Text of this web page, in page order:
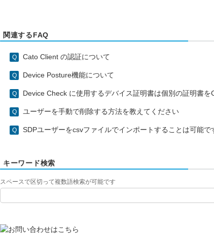
関連するFAQ
Cato Client の認証について
Device Posture機能について
Device Check に使用するデバイス証明書は個別の証明書
ユーザーを手動で削除する方法を教えてください
SDPユーザーをcsvファイルでインポートすることは可能で
キーワード検索
スペースで区切って複数語検索が可能です